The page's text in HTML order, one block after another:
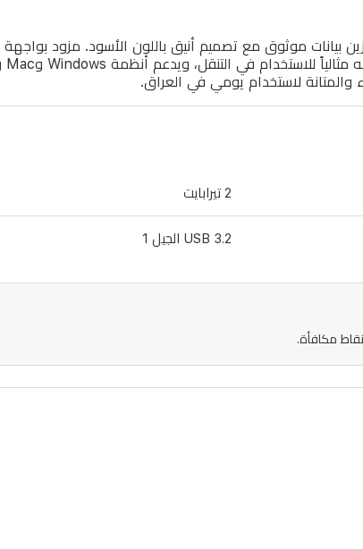
والمتانة لاستخدام يومي في العراق.
2 تيرابايت
USB 3.2 الجيل 1
مكافأة.